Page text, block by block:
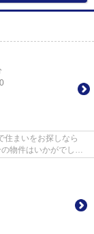
住まいをお探しなら
物件はいかがでしょ